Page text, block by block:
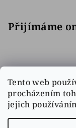
Tento web
procházením
jejich
Přijímáme
Facebook